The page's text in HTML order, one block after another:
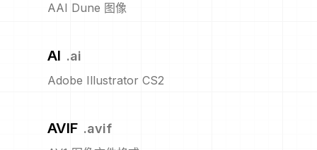
AAI Dune 图像
AI .ai
Adobe Illustrator CS2
AVIF .avif